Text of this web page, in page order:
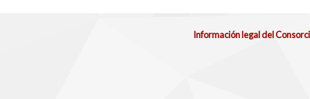
Información legal del